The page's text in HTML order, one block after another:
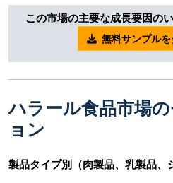
この市場の主要な成長要因の
無料サンプル
ハラール食品市場
ョン
製品タイプ別（肉製品、乳製品、